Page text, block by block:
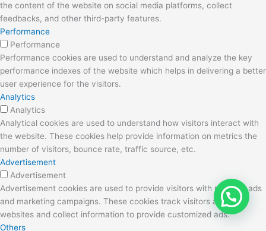
the content of the website on social media platforms, collect
feedbacks, and other third-party features.
Performance
Performance
Performance cookies are used to understand and analyze the key
performance indexes of the website which helps in delivering a better
user experience for the visitors.
Analytics
Analytics
Analytical cookies are used to understand how visitors interact with
the website. These cookies help provide information on metrics the
number of visitors, bounce rate, traffic source, etc.
Advertisement
Advertisement
Advertisement cookies are used to provide visitors with relevant ads
and marketing campaigns. These cookies track visitors across
websites and collect information to provide customized ads.
Others